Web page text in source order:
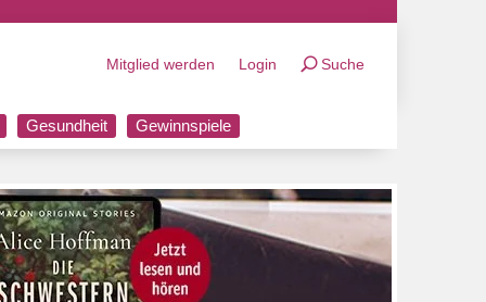
Mitglied werden Login Suche
Gesundheit Gewinnspiele